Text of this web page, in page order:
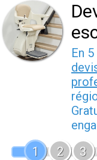
En
1
2 3